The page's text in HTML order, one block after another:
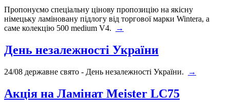
Пропонуємо спеціальну цінову пропозицію на якісну
німецьку ламіновану підлогу від торгової марки Wintera, а
саме колекцію 500 medium V4.
→
День незалежності України
24/08 державне свято - День незалежності України. →
Акція на Ламінат Meister LC75